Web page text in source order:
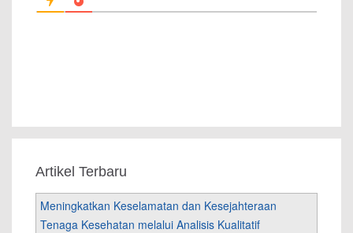
Artikel Terbaru
Meningkatkan Keselamatan dan Kesejahteraan
Tenaga Kesehatan melalui Analisis Kualitatif